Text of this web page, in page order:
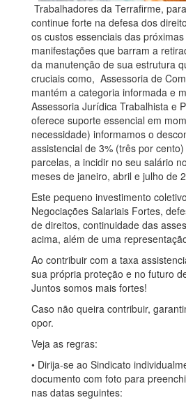
Trabalhadores da Terrafirme,
continue forte na defesa dos
os custos essenciais das
manifestações que barram a
da manutenção de sua estrutura
cruciais como, Assessoria de
mantém a categoria informada e
Assessoria Jurídica Trabalhista e
oferece suporte essencial em
necessidade) informamos o
assistencial de 3% (três por
parcelas, a incidir no seu salário
meses de janeiro, abril e julho de
Este pequeno investimento
Negociações Salariais Fortes,
de direitos, continuidade das
acima, além de uma
Ao contribuir com a taxa
sua própria proteção e no futuro
Juntos somos mais fortes!
Caso não queira contribuir,
opor.
Veja as regras:
• Dirija-se ao Sindicato
documento com foto para
nas datas seguintes: